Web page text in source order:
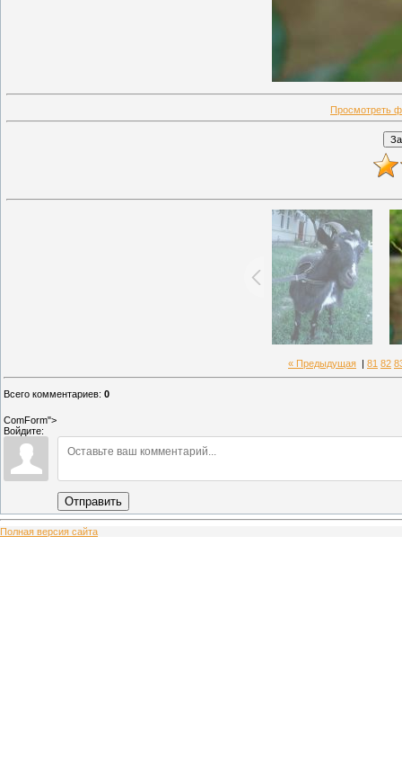
Просмотреть
« Предыдущая 81 82
Всего комментариев: 0
ComForm">
Войдите:
Отправить
Полная версия сайта